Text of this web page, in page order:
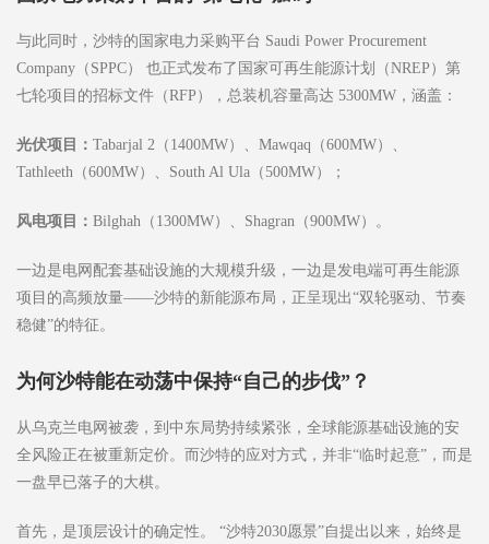
与此同时，沙特的国家电力采购平台 Saudi Power Procurement
Company（SPPC） 也正式发布了国家可再生能源计划（NREP）第
七轮项目的招标文件（RFP），总装机容量高达 5300MW，涵盖：
光伏项目： Tabarjal 2（1400MW）、Mawqaq（600MW）、
Tathleeth（600MW）、South Al Ula（500MW）；
风电项目： Bilghah（1300MW）、Shagran（900MW）。
一边是电网配套基础设施的大规模升级，一边是发电端可再生能源
项目的高频放量——沙特的新能源布局，正呈现出“双轮驱动、节奏
稳健”的特征。
为何沙特能在动荡中保持“自己的步伐”？
从乌克兰电网被袭，到中东局势持续紧张，全球能源基础设施的安
全风险正在被重新定价。而沙特的应对方式，并非“临时起意”，而是
一盘早已落子的大棋。
首先，是顶层设计的确定性。 “沙特2030愿景”自提出以来，始终是